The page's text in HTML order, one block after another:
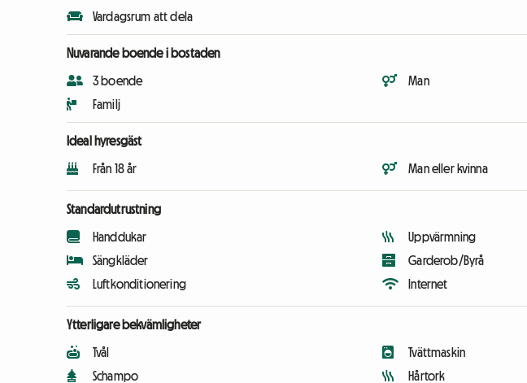
Vardagsrum att dela
Nuvarande boende i bostaden
3 boende
Familj
Man
Ideal hyresgäst
Från 18 år Man eller kvinna
Standardutrustning
Handdukar
Sängkläder
Luftkonditionering
Uppvärmning
Garderob/Byrå
Internet
Ytterligare bekvämligheter
Tvål
Schampo
Tvättmaskin
Hårtork